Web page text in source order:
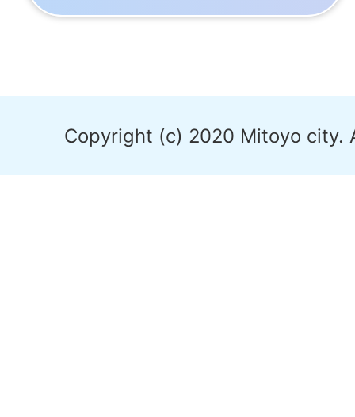
Copyright (c) 2020 Mitoyo city.